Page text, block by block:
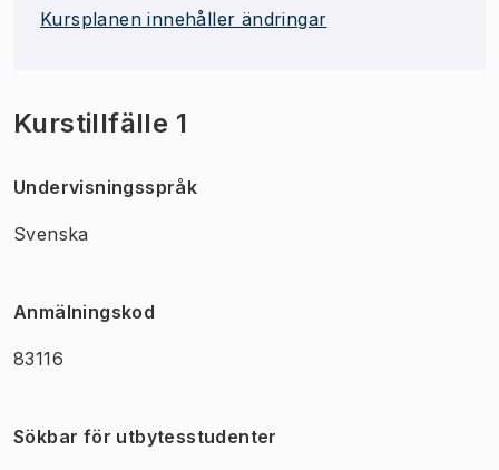
Kursplanen innehåller ändringar
Kurstillfälle 1
Undervisningsspråk
Svenska
Anmälningskod
83116
Sökbar för utbytesstudenter